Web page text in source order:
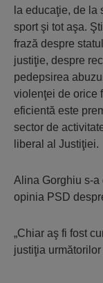
la educaţie, de la
sport şi tot aşa.
frază despre
justiţie, despre
pedepsirea
violenţei de orice
eficientă este
sector de
liberal al Justiţiei.
Alina Gorghiu s-a
opinia PSD
„Chiar aş fi fost
justiţia următorilor